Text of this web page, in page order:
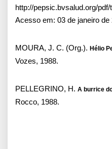
http://pepsic.bvsalud.org/
Acesso em: 03 de janeiro de
MOURA, J. C. (Org.). Hélio
Vozes, 1988.
PELLEGRINO, H. A burrice
Rocco, 1988.